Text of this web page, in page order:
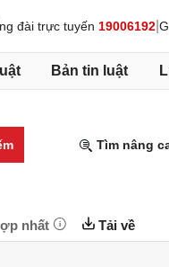
đài trực tuyến 19006192
Bản tin luật
Tìm nâng
nhất Tải về